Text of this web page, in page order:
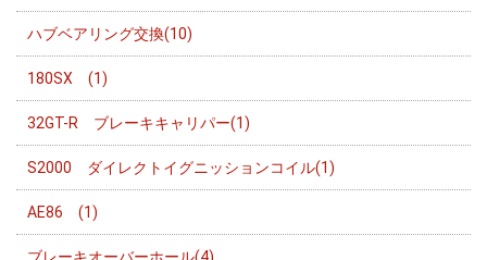
ハブベアリング交換(10)
180SX (1)
32GT-R ブレーキキャリパー(1)
S2000 ダイレクトイグニッションコイル(1)
AE86 (1)